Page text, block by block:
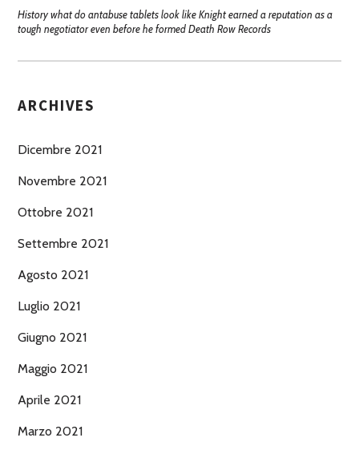
History what do antabuse tablets look like Knight earned a reputation as a
tough negotiator even before he formed Death Row Records
ARCHIVES
Dicembre 2021
Novembre 2021
Ottobre 2021
Settembre 2021
Agosto 2021
Luglio 2021
Giugno 2021
Maggio 2021
Aprile 2021
Marzo 2021